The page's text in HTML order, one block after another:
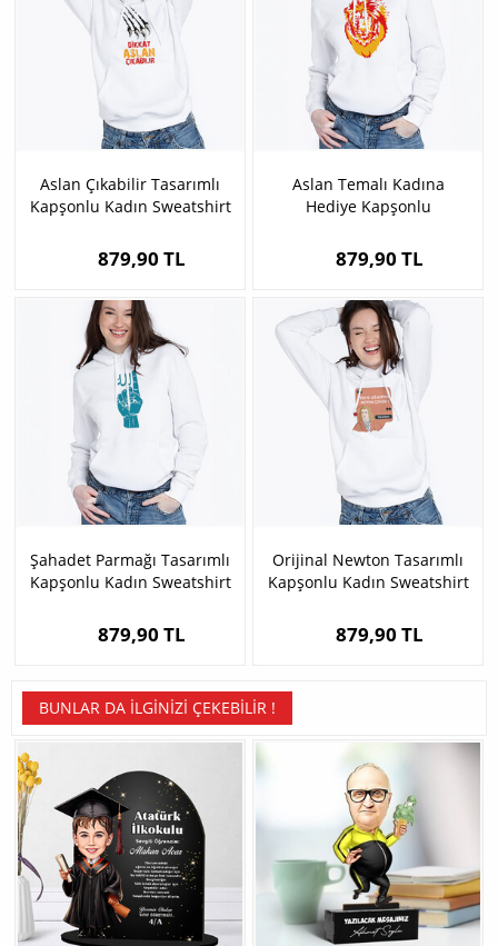
Aslan Çıkabilir Tasarımlı
Kapşonlu Kadın Sweatshirt
879,90 TL
Aslan Temalı Kadına
Hediye Kapşonlu
879,90 TL
Şahadet Parmağı Tasarımlı
Kapşonlu Kadın Sweatshirt
879,90 TL
Orijinal Newton Tasarımlı
Kapşonlu Kadın Sweatshirt
879,90 TL
BUNLAR DA İLGINIZI ÇEKEBILIR !